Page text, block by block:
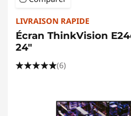
LIVRAISON RAPIDE
Écran ThinkVision
24"
(6)